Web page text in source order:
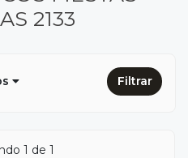
2133
Filtrar
1 de 1